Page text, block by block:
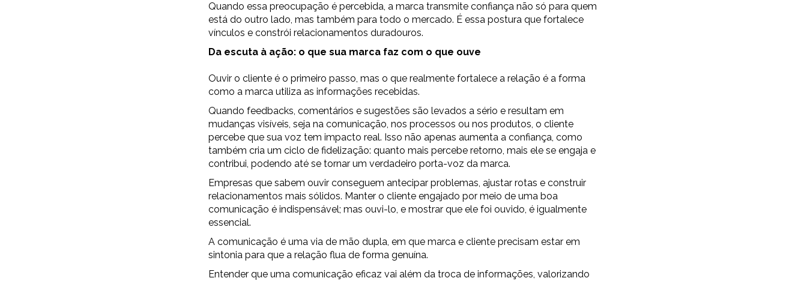
Quando essa preocupação é percebida, a marca transmite confiança não só para quem
está do outro lado, mas também para todo o mercado. É essa postura que fortalece
vínculos e constrói relacionamentos duradouros.
Da escuta à ação: o que sua marca faz com o que ouve
Ouvir o cliente é o primeiro passo, mas o que realmente fortalece a relação é a forma
como a marca utiliza as informações recebidas.
Quando feedbacks, comentários e sugestões são levados a sério e resultam em
mudanças visíveis, seja na comunicação, nos processos ou nos produtos, o cliente
percebe que sua voz tem impacto real. Isso não apenas aumenta a confiança, como
também cria um ciclo de fidelização: quanto mais percebe retorno, mais ele se engaja e
contribui, podendo até se tornar um verdadeiro porta-voz da marca.
Empresas que sabem ouvir conseguem antecipar problemas, ajustar rotas e construir
relacionamentos mais sólidos. Manter o cliente engajado por meio de uma boa
comunicação é indispensável; mas ouvi-lo, e mostrar que ele foi ouvido, é igualmente
essencial.
A comunicação é uma via de mão dupla, em que marca e cliente precisam estar em
sintonia para que a relação flua de forma genuína.
Entender que uma comunicação eficaz vai além da troca de informações, valorizando